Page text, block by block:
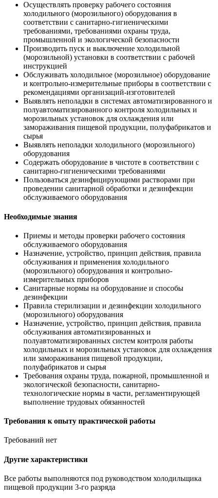
Осуществлять проверку рабочего состояния
холодильного (морозильного) оборудования в
соответствии с санитарно-гигиеническими
требованиями, требованиями охраны труда,
промышленной и экологической безопасности
Производить пуск и выключение холодильной
(морозильной) установки в соответствии с рабочей
инструкцией
Обслуживать холодильное (морозильное) оборудование
и контрольно-измерительные приборы в соответствии с
рекомендациями организаций-изготовителей
Выявлять неполадки в системах автоматизированного и
полуавтоматизированного контроля холодильных и
морозильных установок для охлаждения или
замораживания пищевой продукции, полуфабрикатов и
сырья
Выявлять неполадки холодильного (морозильного)
оборудования
Содержать оборудование в чистоте в соответствии с
санитарно-гигиеническими требованиями
Пользоваться дезинфицирующими растворами при
проведении санитарной обработки и дезинфекции
обслуживаемого оборудования
Необходимые знания
Приемы и методы проверки рабочего состояния
обслуживаемого оборудования
Назначение, устройство, принцип действия, правила
обслуживания и применения холодильного
(морозильного) оборудования и контрольно-
измерительных приборов
Санитарные нормы на оборудование и способы
дезинфекции
Правила стерилизации и дезинфекции холодильного
(морозильного) оборудования
Назначение, устройство, принцип действия, правила
обслуживания автоматизированных и
полуавтоматизированных систем контроля работы
холодильных и морозильных установок для охлаждения
или замораживания пищевой продукции,
полуфабрикатов и сырья
Требования охраны труда, пожарной, промышленной и
экологической безопасности, санитарно-
технологические нормы в части, регламентирующей
выполнение трудовых обязанностей
Требования к опыту практической работы
Требований нет
Другие характеристики
Все работы выполняются под руководством холодильщика
пищевой продукции 3-го разряда